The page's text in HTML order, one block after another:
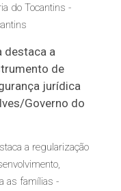
do Tocantins -
a regularização
as famílias -